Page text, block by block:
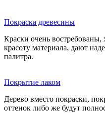
Покраска древесины
Краски очень
красоту материала, дают
палитра.
Покрытие лаком
Дерево вместо покраски,
оттенок либо же будут